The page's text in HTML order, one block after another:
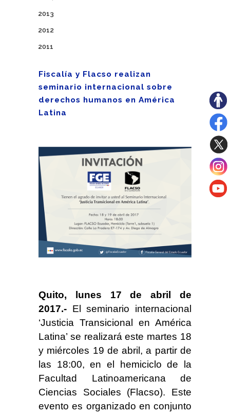
2013
2012
2011
Fiscalía y Flacso realizan
seminario internacional sobre
derechos humanos en América
Latina
Quito, lunes 17 de abril de
2017.- El seminario internacional
‘Justicia Transicional en América
Latina’ se realizará este martes 18
y miércoles 19 de abril, a partir de
las 18:00, en el hemiciclo de la
Facultad Latinoamericana de
Ciencias Sociales (Flacso). Este
evento es organizado en conjunto